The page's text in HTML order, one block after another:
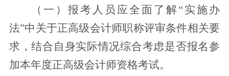
（一）报考人员应全面了解“实施办
法”中关于正高级会计师职称评审条件相关要
求，结合自身实际情况综合考虑是否报名参
加本年度正高级会计师资格考试。